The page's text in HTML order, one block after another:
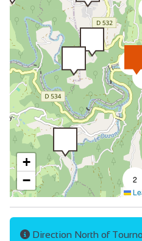
2
+
−
Direction North of